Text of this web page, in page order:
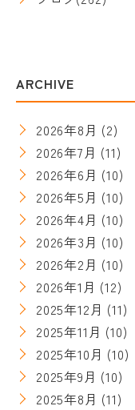
ARCHIVE
2026年8月 (2)
2026年7月 (11)
2026年6月 (10)
2026年5月 (10)
2026年4月 (10)
2026年3月 (10)
2026年2月 (10)
2026年1月 (12)
2025年12月 (11)
2025年11月 (10)
2025年10月 (10)
2025年9月 (10)
2025年8月 (11)